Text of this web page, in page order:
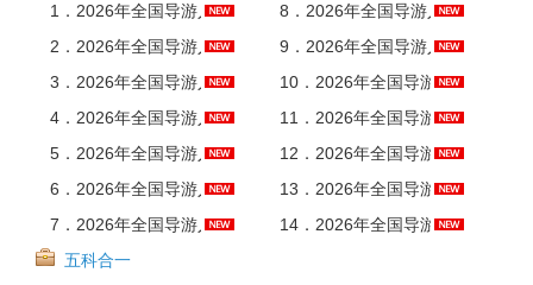
1． 2026年全国导游人员资格考试辅导教材-北京导游服务能力AI讲解 8． 2026年全国导游人员资格考试辅导教材-上海导游服务能力AI讲解
2． 2026年全国导游人员资格考试辅导教材-天津导游服务能力AI讲解 9． 2026年全国导游人员资格考试辅导教材-江苏导游服务能力AI讲解
3． 2026年全国导游人员资格考试辅导教材-河北导游服务能力AI讲解 10． 2026年全国导游人员资格考试辅导教材-浙江导游服务能力AI讲解
4． 2026年全国导游人员资格考试辅导教材-内蒙古导游服务能力AI讲解 11． 2026年全国导游人员资格考试辅导教材-安徽导游服务能力AI讲解
5． 2026年全国导游人员资格考试辅导教材-辽宁导游服务能力AI讲解 12． 2026年全国导游人员资格考试辅导教材-福建导游服务能力AI讲解
6． 2026年全国导游人员资格考试辅导教材-吉林导游服务能力AI讲解 13． 2026年全国导游人员资格考试辅导教材-山东导游服务能力AI讲解
7． 2026年全国导游人员资格考试辅导教材-黑龙江导游服务能力AI讲解 14． 2026年全国导游人员资格考试辅导教材-广东导游服务能力AI讲解
五科合一